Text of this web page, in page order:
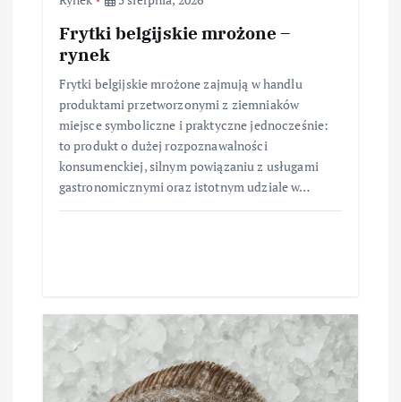
Frytki belgijskie mrożone –
rynek
Frytki belgijskie mrożone zajmują w handlu
produktami przetworzonymi z ziemniaków
miejsce symboliczne i praktyczne jednocześnie:
to produkt o dużej rozpoznawalności
konsumenckiej, silnym powiązaniu z usługami
gastronomicznymi oraz istotnym udziale w…